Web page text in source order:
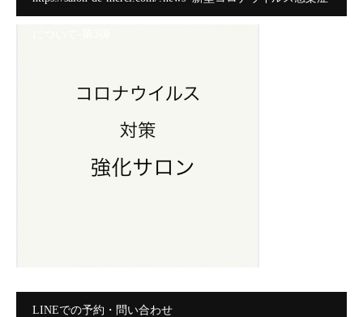
LINEでの予約・問い合わせ